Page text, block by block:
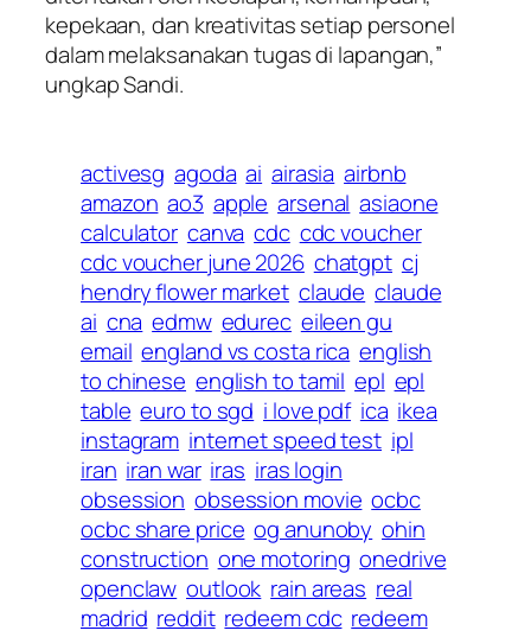
kepekaan, dan kreativitas setiap personel
dalam melaksanakan tugas di lapangan,”
ungkap Sandi.
activesg agoda ai airasia airbnb
amazon ao3 apple arsenal asiaone
calculator canva cdc cdc voucher
cdc voucher june 2026 chatgpt cj
hendry flower market claude claude
ai cna edmw edurec eileen gu
email england vs costa rica english
to chinese english to tamil epl epl
table euro to sgd i love pdf ica ikea
instagram internet speed test ipl
iran iran war iras iras login
obsession obsession movie ocbc
ocbc share price og anunoby ohin
construction one motoring onedrive
openclaw outlook rain areas real
madrid reddit redeem cdc redeem